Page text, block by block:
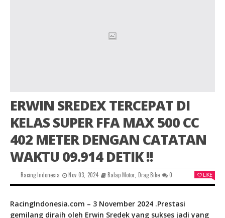
ERWIN SREDEX TERCEPAT DI
KELAS SUPER FFA MAX 500 CC
402 METER DENGAN CATATAN
WAKTU 09.914 DETIK !!
Racing Indonesia Nov 03, 2024 Balap Motor, Drag Bike 0 LIKE
RacingIndonesia.com – 3 November 2024 .Prestasi
gemilang diraih oleh Erwin Sredek yang sukses jadi yang